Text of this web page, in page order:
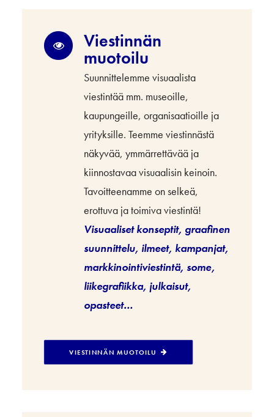
Viestinnän
muotoilu
Suunnittelemme visuaalista
viestintää mm. museoille,
kaupungeille, organisaatioille ja
yrityksille. Teemme viestinnästä
näkyvää, ymmärrettävää ja
kiinnostavaa visuaalisin keinoin.
Tavoitteenamme on selkeä,
erottuva ja toimiva viestintä!
Visuaaliset konseptit, graafinen
suunnittelu, ilmeet, kampanjat,
markkinointiviestintä, some,
liikegrafiikka, julkaisut,
opasteet…
VIESTINNÄN MUOTOILU